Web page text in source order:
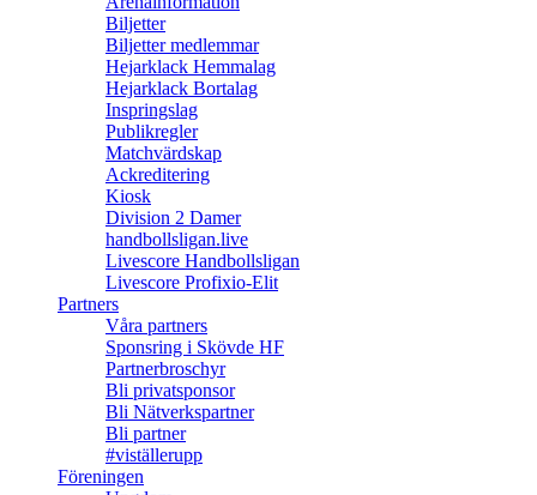
Biljetter
Biljetter medlemmar
Hejarklack Hemmalag
Hejarklack Bortalag
Inspringslag
Publikregler
Matchvärdskap
Ackreditering
Kiosk
Division 2 Damer
handbollsligan.live
Livescore Handbollsligan
Livescore Profixio-Elit
Partners
Våra partners
Sponsring i Skövde HF
Partnerbroschyr
Bli privatsponsor
Bli Nätverkspartner
Bli partner
#viställerupp
Föreningen